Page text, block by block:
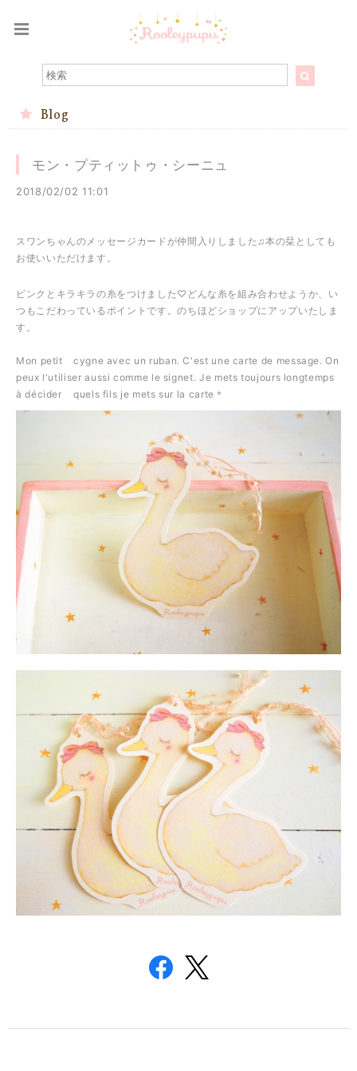
Blog
モン・プティットゥ・シーニュ
2018/02/02 11:01
スワンちゃんのメッセージカードが仲間入りしました♫本の栞としても
お使いいただけます。
ピンクとキラキラの糸をつけました♡どんな糸を組み合わせようか、い
つもこだわっているポイントです。のちほどショップにアップいたしま
す。
Mon petit
cygne avec un ruban. C'est une carte de message. On
peux l'utiliser aussi comme le signet. Je mets toujours longtemps
à décider
quels fils je mets sur la carte＊